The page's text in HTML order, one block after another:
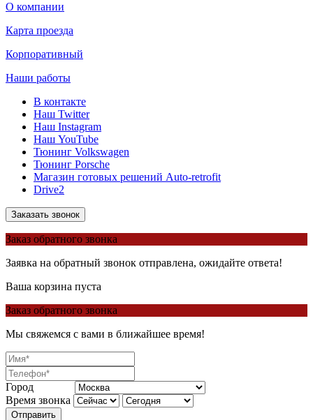
О компании
Карта проезда
Корпоративный
Наши работы
В контакте
Наш Twitter
Наш Instagram
Наш YouTube
Тюнинг Volkswagen
Тюнинг Porsche
Магазин готовых решений Auto-retrofit
Drive2
Заказать звонок
Заказ обратного звонка
Заявка на обратный звонок отправлена, ожидайте ответа!
Ваша корзина пуста
Заказ обратного звонка
Мы свяжемся с вами в ближайшее время!
Город
Время звонка
Отправить